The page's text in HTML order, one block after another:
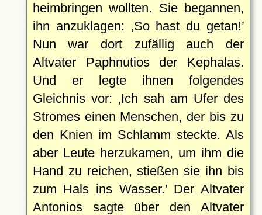
heimbringen wollten. Sie begannen,
ihn anzuklagen:
So hast du getan!
Nun war dort zufällig auch der
Altvater Paphnutios der Kephalas.
Und er legte ihnen folgendes
Gleichnis vor:
Ich sah am Ufer des
Stromes einen Menschen, der bis zu
den Knien im Schlamm steckte. Als
aber Leute herzukamen, um ihm die
Hand zu reichen, stießen sie ihn bis
zum Hals ins Wasser.Der Altvater
Antonios sagte über den Altvater